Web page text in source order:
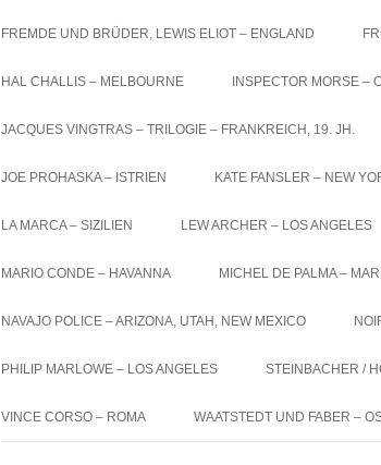
FREMDE UND BRÜDER, LEWIS ELIOT – ENGLAND
HAL CHALLIS – MELBOURNE INSPECTOR MORSE –
JACQUES VINGTRAS – TRILOGIE – FRANKREICH, 19. JH.
JOE PROHASKA – ISTRIEN KATE FANSLER – NEW
LA MARCA – SIZILIEN LEW ARCHER – LOS ANGELES
MARIO CONDE – HAVANNA MICHEL DE PALMA –
NAVAJO POLICE – ARIZONA, UTAH, NEW MEXICO
PHILIP MARLOWE – LOS ANGELES STEINBACHER /
VINCE CORSO – ROMA WAATSTEDT UND FABER –